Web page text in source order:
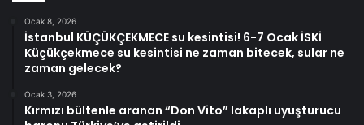
Ocak 8, 2026
İstanbul KÜÇÜKÇEKMECE su kesintisi! 6-7 Ocak İSKİ
Küçükçekmece su kesintisi ne zaman bitecek, sular ne
zaman gelecek?
Ocak 3, 2026
Kırmızı bültenle aranan “Don Vito” lakaplı uyuşturucu